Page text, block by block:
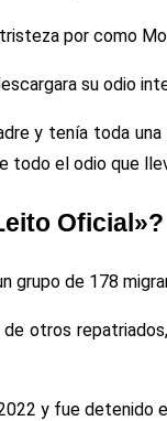
por como
su odio
y tenía toda
el odio que
Oficial»?
de 178
otros
y fue